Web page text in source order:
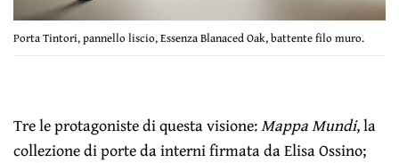
Porta Tintori, pannello liscio, Essenza Blanaced Oak, battente filo muro.
Tre le protagoniste di questa visione:Mappa Mundi, la
collezione di porte da interni firmata da Elisa Ossino;